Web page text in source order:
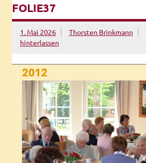
FOLIE37
1. Mai 2026 Thorsten Brinkmann
hinterlassen